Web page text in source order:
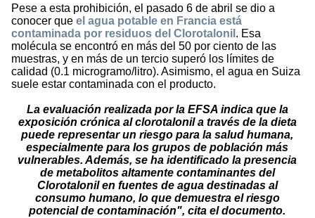
Pese a esta prohibición, el pasado 6 de abril se dio a
conocer que el agua potable en Francia está
contaminada por residuos del Clorotalonil . Esa
molécula se encontró en más del 50 por ciento de las
muestras, y en más de un tercio superó los límites de
calidad (0.1 microgramo/litro). Asimismo, el agua en Suiza
suele estar contaminada con el producto.
La evaluación realizada por la EFSA indica que la
exposición crónica al clorotalonil a través de la dieta
puede representar un riesgo para la salud humana,
especialmente para los grupos de población más
vulnerables. Además, se ha identificado la presencia
de metabolitos altamente contaminantes del
Clorotalonil en fuentes de agua destinadas al
consumo humano, lo que demuestra el riesgo
potencial de contaminación", cita el documento.